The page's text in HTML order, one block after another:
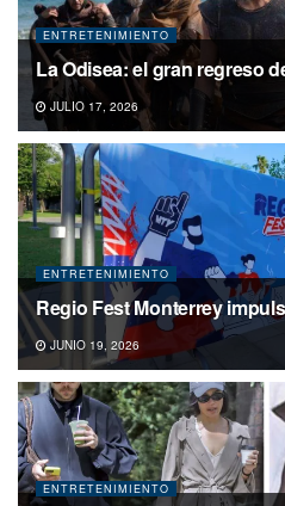
ENTRETENIMIENTO
La Odisea: el gran regreso
JULIO 17, 2026
ENTRETENIMIENTO
Regio Fest Monterrey
JUNIO 19, 2026
ENTRETENIMIENTO